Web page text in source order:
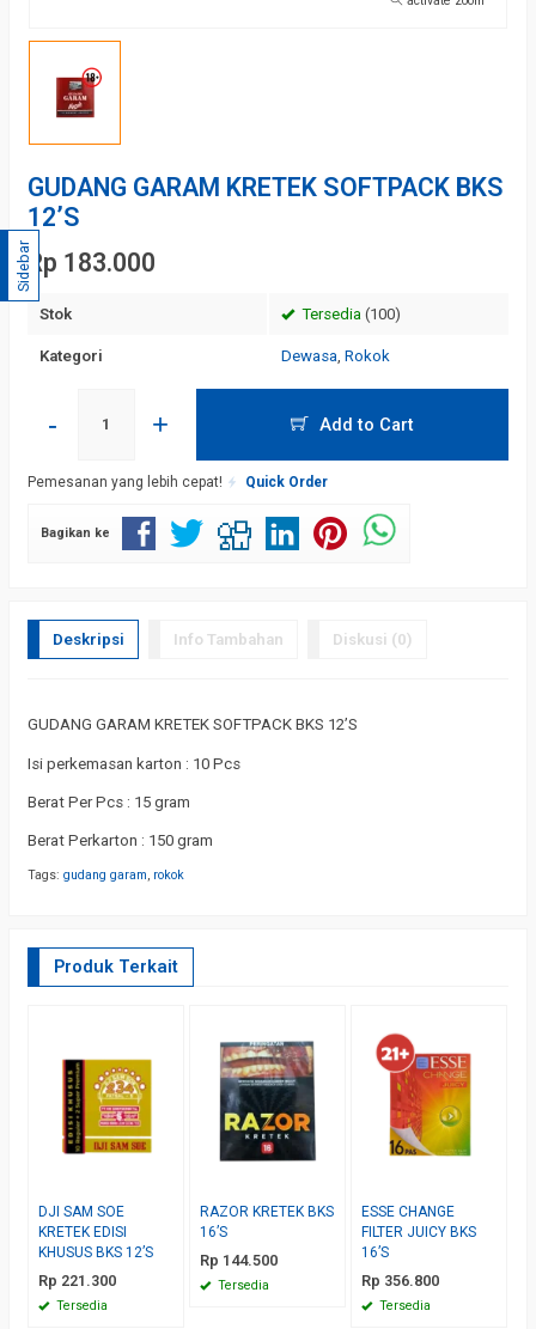
GUDANG GARAM KRETEK SOFTPACK BKS
12’S
Rp 183.000
Stok Tersedia (100)
Kategori Dewasa, Rokok
- + Add to Cart
Pemesanan yang lebih cepat! Quick Order
Bagikan ke
Deskripsi Info Tambahan Diskusi (0)
GUDANG GARAM KRETEK SOFTPACK BKS 12’S
Isi perkemasan karton : 10 Pcs
Berat Per Pcs : 15 gram
Berat Perkarton : 150 gram
Tags: gudang garam, rokok
Produk Terkait
DJI SAM SOE
KRETEK EDISI
KHUSUS BKS 12’S
Rp 221.300
Tersedia
RAZOR KRETEK BKS
16’S
Rp 144.500
Tersedia
ESSE CHANGE
FILTER JUICY BKS
16’S
Rp 356.800
Tersedia
Sidebar